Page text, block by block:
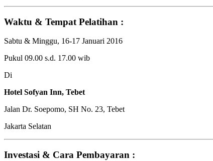
Waktu & Tempat Pelatihan :
Sabtu & Minggu, 16-17 Januari 2016
Pukul 09.00 s.d. 17.00 wib
Di
Hotel Sofyan Inn, Tebet
Jalan Dr. Soepomo, SH No. 23, Tebet
Jakarta Selatan
Investasi & Cara Pembayaran :